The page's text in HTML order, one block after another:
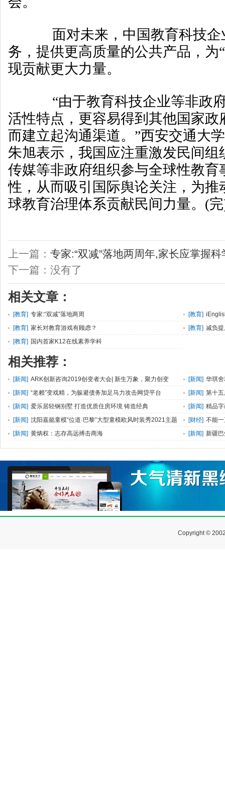
面对未来，中国教育科技企
务，提供更高质量的公共产品，为
现贡献更大力量。
“由于教育科技企业等非政
活性特点，更容易得到其他国家政
而建立起沟通渠道。”西安交通大
朱旭表示，我国应注重激发民间组
传媒等非政府组织参与全球性教育
性，从而吸引国际舆论关注，为推
球教育治理体系贡献民间力量。(
上一篇： 专家:“双减”落地两周年,家长应掌握
下一篇：没有了
相关文章：
[教育] 专家:“双减”落地两周 [教育]
[教育] 家长对教育游戏有顾虑？ [教育] 减负提
[教育] 国内首家K12在线素养学科
相关推荐：
[新闻] ARK创新咨询2019创变者大会| 新生万象，聚力创变 [新闻] 华琪
接与展出释迦
[新闻] “老赖”变戏精，为躲避债务加足马力攻击网贷平台 [新闻] 第十
[新闻] 爱乐居轻钢别墅 打造优质住房环境 铸造经典 [新闻] 精品
[新闻] 沈阳嘉懿童模“位道·巴黎”大型童模欧风时装秀2021主题
秀场圆满落幕
[财经] 不能
[新闻] 黄炳权：志存高远搏击商海 [新闻] 新疆
一州绿色发展
Copyright ©